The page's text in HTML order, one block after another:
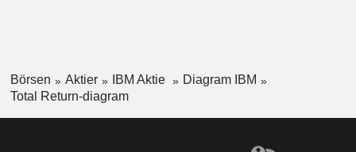
Börsen Aktier IBM Aktie
Diagram IBM
Total Return-diagram